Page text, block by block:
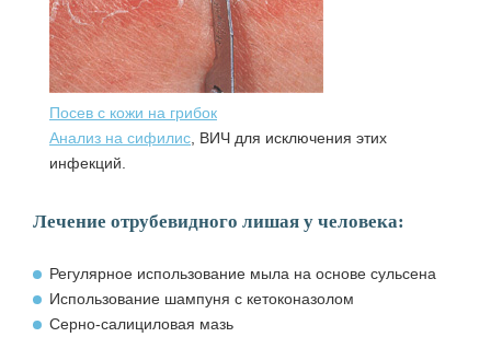
Посев с кожи на грибок
Анализ на сифилис, ВИЧ для исключения этих
инфекций.
Лечение отрубевидного лишая у человека:
Регулярное использование мыла на основе сульсена
Использование шампуня с кетоконазолом
Серно-салициловая мазь